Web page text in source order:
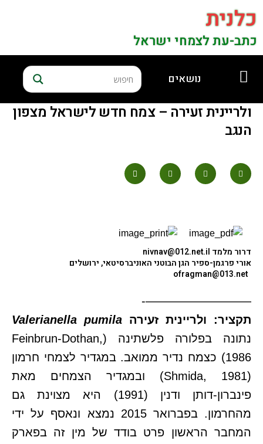
כלנית
כתב-עת לצמחי ישראל
נושאים
ולריינית זעירה – צמח חדש לישראל מצפון
הנגב
דרור מלמד nivnav@012.net.il
אורי פרגמן-ספיר הגן הבוטני האוניברסיטאי, ירושלים
ofragman@013.net
—————————-
תקציר: ולריינית זעירה Valerianella pumila
נתונה בפלורה פלשתינה (Feinbrun-Dothan,
1986) כצמח נדיר ממואב. במגדיר לצמחי חרמון
(Shmida, 1981) ובמגדיר הצמחים מאת
פינברון-דותן ודנין (1991) היא מצוינת גם
מהחרמון. בפברואר 2015 נמצא ונאסף על ידי
המחבר הראשון פרט בודד של מין זה בפארק